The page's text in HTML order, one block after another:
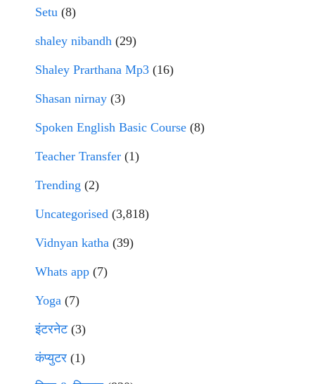
Setu (8)
shaley nibandh (29)
Shaley Prarthana Mp3 (16)
Shasan nirnay (3)
Spoken English Basic Course (8)
Teacher Transfer (1)
Trending (2)
Uncategorised (3,818)
Vidnyan katha (39)
Whats app (7)
Yoga (7)
इंटरनेट(3)
कंप्युटर (1)